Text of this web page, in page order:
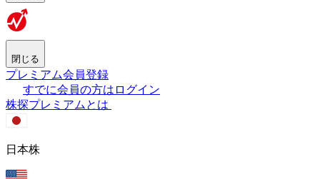
閉じる
プレミアム会員登録
すでに会員の方はログイン
株探プレミアムとは
日本株